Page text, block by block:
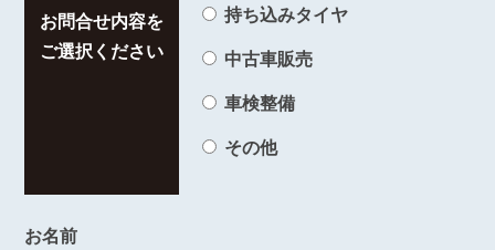
お問合せ内容を
ご選択ください
持ち込みタイヤ
中古車販売
車検整備
その他
お名前